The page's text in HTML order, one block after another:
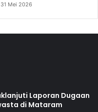
31 Mei 2026
Laporan Dugaan
di Mataram